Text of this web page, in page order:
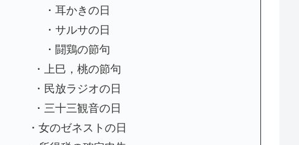
・耳かきの日
・サルサの日
・闘鶏の節句
・上巳，桃の節句
・民放ラジオの日
・三十三観音の日
・女のゼネストの日